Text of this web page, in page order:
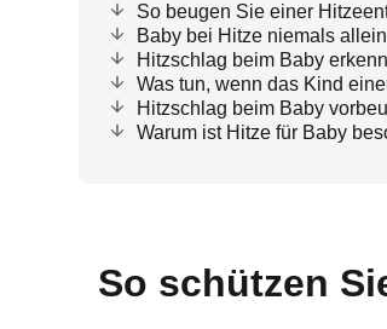
So beugen Sie einer
Baby bei Hitze niemals
Hitzschlag beim Baby
Was tun, wenn das Kind
Hitzschlag beim Baby
Warum ist Hitze für Baby
So schützen